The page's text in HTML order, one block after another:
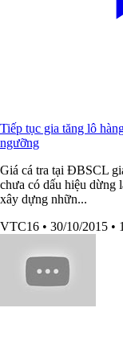
Tiếp tục gia tăng lô
ngưỡng
Giá cá tra tại ĐBSCL
chưa có dấu hiệu
xây dựng nhữn...
VTC16 • 30/10/2015 •